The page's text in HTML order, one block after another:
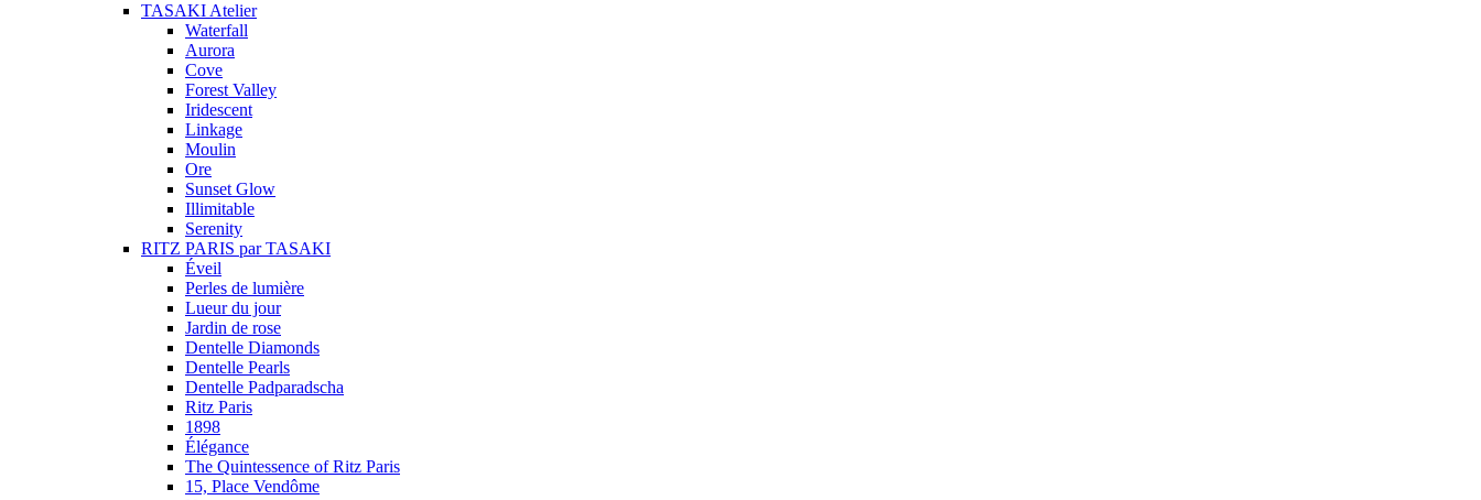
TASAKI Atelier
Waterfall
Aurora
Cove
Forest Valley
Iridescent
Linkage
Moulin
Ore
Sunset Glow
Illimitable
Serenity
RITZ PARIS par TASAKI
Éveil
Perles de lumière
Lueur du jour
Jardin de rose
Dentelle Diamonds
Dentelle Pearls
Dentelle Padparadscha
Ritz Paris
1898
Élégance
The Quintessence of Ritz Paris
15, Place Vendôme